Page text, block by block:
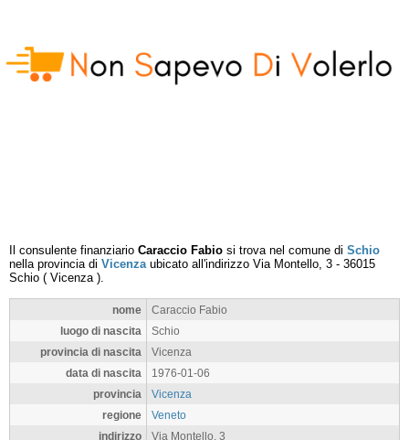
Il consulente finanziario Caraccio Fabio si trova nel comune di Schio
nella provincia di Vicenzaubicato all'indirizzo Via Montello, 3 - 36015
Schio ( Vicenza).
nome
Caraccio Fabio
luogo di nascita
Schio
provincia di nascita
Vicenza
data di nascita
1976-01-06
provincia
Vicenza
regione
Veneto
indirizzo
Via Montello, 3